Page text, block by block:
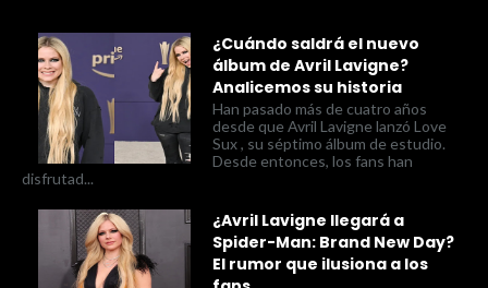
¿Cuándo saldrá el nuevo
álbum de Avril Lavigne?
Analicemos su historia
Han pasado más de cuatro años
desde que Avril Lavigne lanzó Love
Sux , su séptimo álbum de estudio.
Desde entonces, los fans han
disfrutad...
¿Avril Lavigne llegará a
Spider-Man: Brand New Day?
El rumor que ilusiona a los